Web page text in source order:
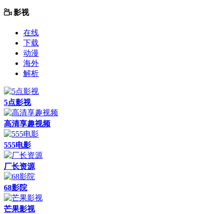
影视
在线
下载
动漫
海外
解析
5点影视
高清享趣视频
555电影
厂长资源
68影院
芒果影视